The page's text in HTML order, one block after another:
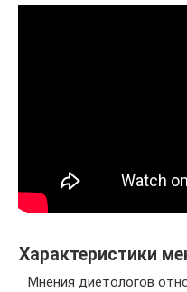
Характеристики
Мнения диетологов